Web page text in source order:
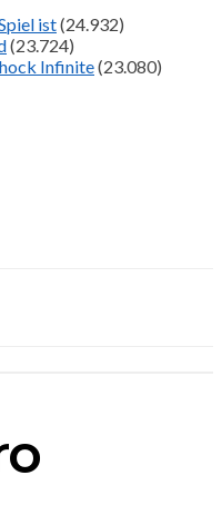
ist(24.932)
(23.724)
Infinite(23.080)